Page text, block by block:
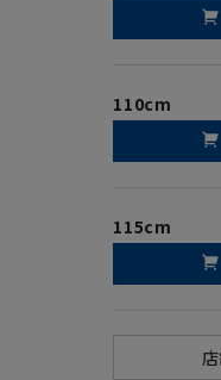
110cm
115cm